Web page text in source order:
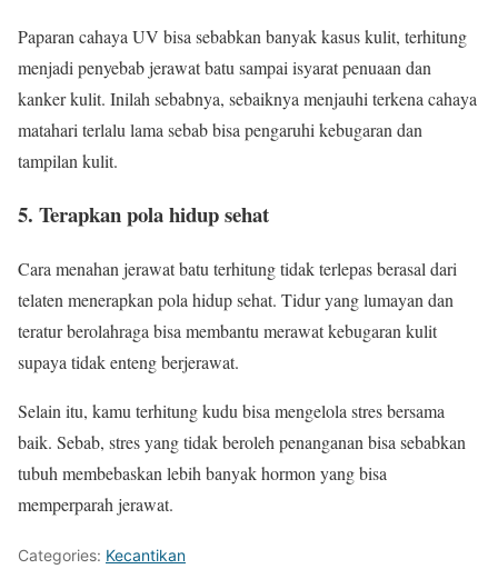
Paparan cahaya UV bisa sebabkan banyak kasus kulit, terhitung
menjadi penyebab jerawat batu sampai isyarat penuaan dan
kanker kulit. Inilah sebabnya, sebaiknya menjauhi terkena cahaya
matahari terlalu lama sebab bisa pengaruhi kebugaran dan
tampilan kulit.
5. Terapkan pola hidup sehat
Cara menahan jerawat batu terhitung tidak terlepas berasal dari
telaten menerapkan pola hidup sehat. Tidur yang lumayan dan
teratur berolahraga bisa membantu merawat kebugaran kulit
supaya tidak enteng berjerawat.
Selain itu, kamu terhitung kudu bisa mengelola stres bersama
baik. Sebab, stres yang tidak beroleh penanganan bisa sebabkan
tubuh membebaskan lebih banyak hormon yang bisa
memperparah jerawat.
Categories: Kecantikan